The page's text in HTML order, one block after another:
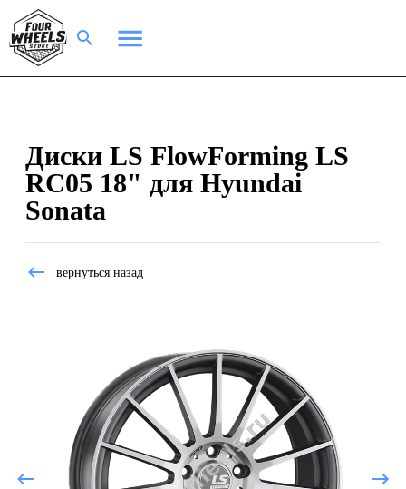
Диски LS FlowForming LS
RC05 18" для Hyundai
Sonata
вернуться назад